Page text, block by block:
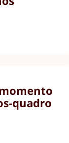
quadro